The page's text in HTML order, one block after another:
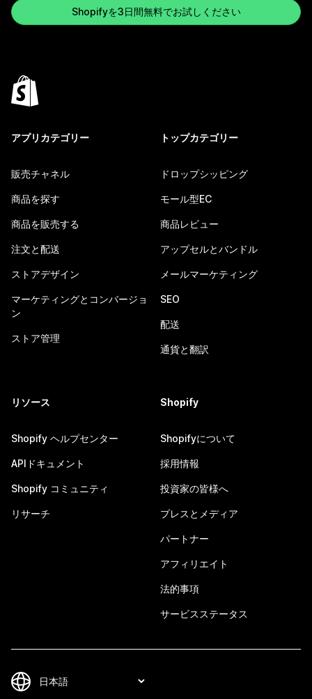
Shopifyを3日間無料でお試しください
アプリカテゴリー
販売チャネル
商品を探す
商品を販売する
注文と配送
ストアデザイン
マーケティングとコンバージョ
ン
ストア管理
トップカテゴリー
ドロップシッピング
モール型EC
商品レビュー
アップセルとバンドル
メールマーケティング
SEO
配送
通貨と翻訳
リソース
Shopify ヘルプセンター
APIドキュメント
Shopify コミュニティ
リサーチ
Shopify
Shopifyについて
採用情報
投資家の皆様へ
プレスとメディア
パートナー
アフィリエイト
法的事項
サービスステータス